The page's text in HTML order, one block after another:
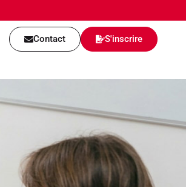
Contact S'inscrire